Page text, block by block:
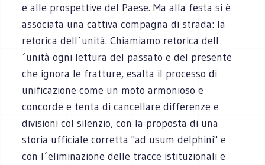
e alle prospettive del Paese. Ma alla festa si è
associata una cattiva compagna di strada: la
retorica dell´unità. Chiamiamo retorica dell
´unità ogni lettura del passato e del presente
che ignora le fratture, esalta il processo di
unificazione come un moto armonioso e
concorde e tenta di cancellare differenze e
divisioni col silenzio, con la proposta di una
storia ufficiale corretta "ad usum delphini" e
con l´eliminazione delle tracce istituzionali e